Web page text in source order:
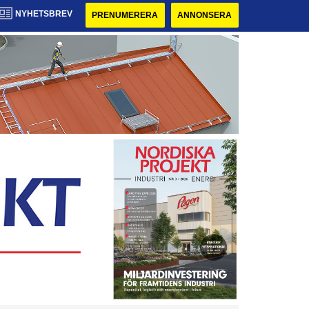
NYHETSBREV PRENUMERERA ANNONSERA